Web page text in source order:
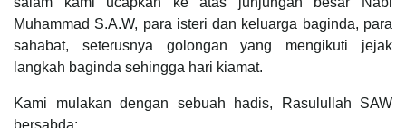
Muhammad S.A.W, para isteri dan keluarga baginda, para
sahabat, seterusnya golongan yang mengikuti jejak
langkah baginda sehingga hari kiamat.
Kami mulakan dengan sebuah hadis, Rasulullah SAW